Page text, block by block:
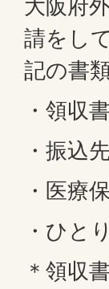
大阪府
請をし
記の書
・領収
・振込
・医療
・ひと
＊領収